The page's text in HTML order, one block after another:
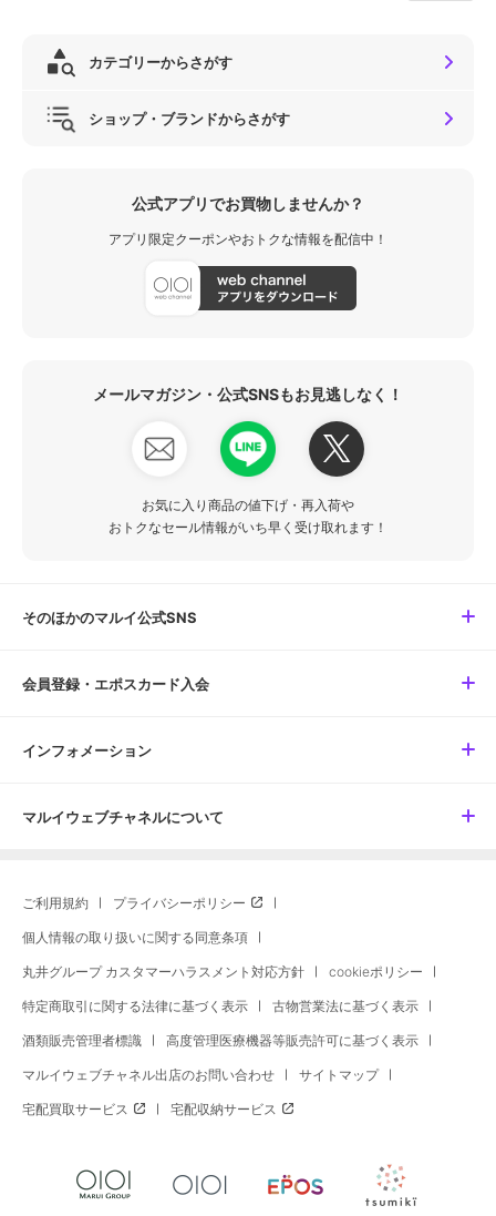
カテゴリーからさがす
ショップ・ブランドからさがす
公式アプリでお買物しませんか？
アプリ限定クーポンやおトクな情報を配信中！
メールマガジン・公式SNSもお見逃しなく！
お気に入り商品の値下げ・再入荷や
おトクなセール情報がいち早く受け取れます！
そのほかのマルイ公式SNS
会員登録・エポスカード入会
インフォメーション
マルイウェブチャネルについて
ご利用規約 プライバシーポリシー
個人情報の取り扱いに関する同意条項
丸井グループ カスタマーハラスメント対応方針 cookieポリシー
特定商取引に関する法律に基づく表示 古物営業法に基づく表示
酒類販売管理者標識 高度管理医療機器等販売許可に基づく表示
マルイウェブチャネル出店のお問い合わせ サイトマップ
宅配買取サービス 宅配収納サービス